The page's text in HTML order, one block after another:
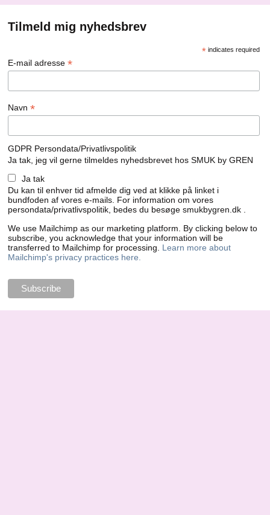
Tilmeld mig nyhedsbrev
*indicates required
E-mail adresse*
Navn*
GDPR Persondata/Privatlivspolitik
Ja tak, jeg vil gerne tilmeldes nyhedsbrevet hos SMUK by GREN
Ja tak
Du kan til enhver tid afmelde dig ved at klikke på linket i
bundfoden af ​​vores e-mails. For information om vores
persondata/privatlivspolitik, bedes du besøge smukbygren.dk .
We use Mailchimp as our marketing platform. By clicking below to
subscribe, you acknowledge that your information will be
transferred to Mailchimp for processing. Learn more about
Mailchimp's privacy practices here.